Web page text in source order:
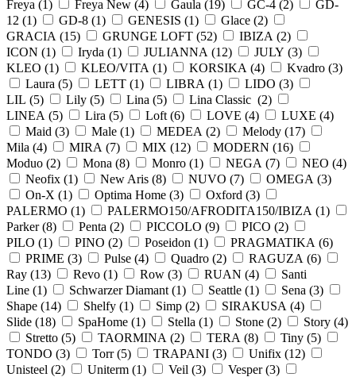
Freya (1) Freya New (4) Gaula (19) GC-4 (2)
GD-
12 (1) GD-8 (1) GENESIS (1) Glace (2)
GRACIA (15) GRUNGE LOFT (52) IBIZA (2)
ICON (1) Iryda (1) JULIANNA (12) JULY (3)
KLEO (1) KLEO/VITA (1) KORSIKA (4) Kvadro (3)
Laura (5) LETT (1) LIBRA (1) LIDO (3)
LIL (5) Lily (5) Lina (5) Lina Classic (2)
LINEA (5) Lira (5) Loft (6) LOVE (4) LUXE (4)
Maid (3) Male (1) MEDEA (2) Melody (17)
Mila (4) MIRA (7) MIX (12) MODERN (16)
Moduo (2) Mona (8) Monro (1) NEGA (7) NEO (4)
Neofix (1) New Aris (8) NUVO (7) OMEGA (3)
On-X (1) Optima Home (3) Oxford (3)
PALERMO (1) PALERMO150/AFRODITA150/IBIZA (1)
Parker (8) Penta (2) PICCOLO (9) PICO (2)
PILO (1) PINO (2) Poseidon (1) PRAGMATIKA (6)
PRIME (3) Pulse (4) Quadro (2) RAGUZA (6)
Ray (13) Revo (1) Row (3) RUAN (4)
Santi
Line (1) Schwarzer Diamant (1) Seattle (1) Sena (3)
Shape (14) Shelfy (1) Simp (2) SIRAKUSA (4)
Slide (18) SpaHome (1) Stella (1) Stone (2) Story (4)
Stretto (5) TAORMINA (2) TERA (8) Tiny (5)
TONDO (3) Torr (5) TRAPANI (3) Unifix (12)
Unisteel (2) Uniterm (1) Veil (3) Vesper (3)